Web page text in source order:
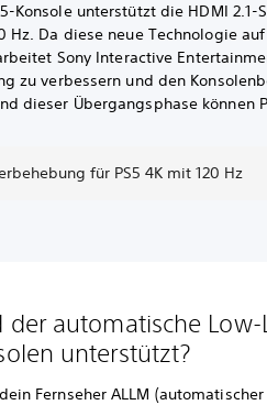
Konsole unterstützt die HDMI
Hz. Da diese neue Technologie
Sony Interactive
zu verbessern und den
dieser Übergangsphase können
für PS5 4K mit 120 Hz
der automatische
unterstützt?
Fernseher ALLM